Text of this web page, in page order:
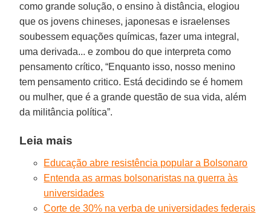
como grande solução, o ensino à distância, elogiou
que os jovens chineses, japonesas e israelenses
soubessem equações químicas, fazer uma integral,
uma derivada... e zombou do que interpreta como
pensamento crítico, “Enquanto isso, nosso menino
tem pensamento critico. Está decidindo se é homem
ou mulher, que é a grande questão de sua vida, além
da militância política”.
Leia mais
Educação abre resistência popular a Bolsonaro
Entenda as armas bolsonaristas na guerra às
universidades
Corte de 30% na verba de universidades federais